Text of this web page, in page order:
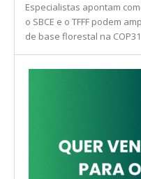
Especialistas apontam
o SBCE e o TFFF podem
de base florestal na COP31